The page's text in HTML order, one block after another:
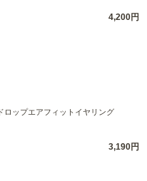
4,200円
ロップエアフィットイヤリング
3,190円